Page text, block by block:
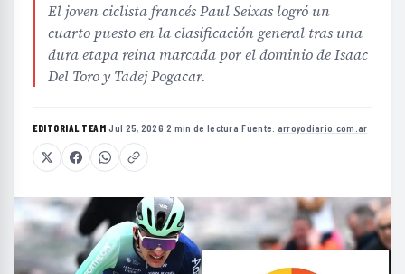
El joven ciclista francés Paul Seixas logró un
cuarto puesto en la clasificación general tras una
dura etapa reina marcada por el dominio de Isaac
Del Toro y Tadej Pogacar.
EDITORIAL TEAM·Jul 25, 2026·2 min de lectura·Fuente: arroyodiario.com.ar